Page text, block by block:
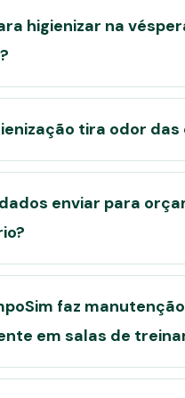
higienizar na
tira odor das
enviar para
faz manutenção
em salas de